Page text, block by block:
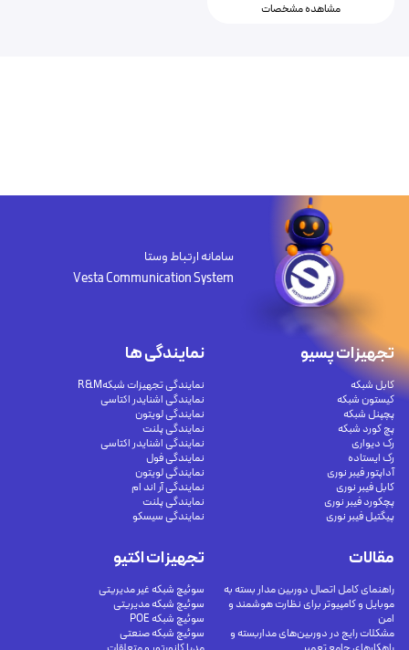
مشاهده مشخصات
سامانه ارتباط وستا
Vesta Communication System
تجهیزات پسیو
کابل شبکه
کیستون شبکه
پچپنل شبکه
پچ کورد شبکه
رک دیواری
رک ایستاده
آداپتور فیبر نوری
کابل فیبر نوری
پچکورد فیبر نوری
پیگتیل فیبر نوری
تجهیزات اکتیو
سوئیچ شبکه غیر مدیریتی
سوئیچ شبکه مدیریتی
سوئیچ شبکه POE
سوئیچ شبکه صنعتی
نمایندگی ها
نمایندگی تجهیزات شبکهR&M
نمایندگی اشنایدر اکتاسی
نمایندگی لویتون
نمایندگی پلنت
نمایندگی اشنایدر اکتاسی
نمایندگی فول
نمایندگی لویتون
نمایندگی آر اند ام
نمایندگی پلنت
نمایندگی سیسکو
مقالات
راهنمای کامل اتصال دوربین مدار بسته به
موبایل و کامپیوتر برای نظارت هوشمند و
امن
مشکلات رایج در دوربین‌های مداربسته و